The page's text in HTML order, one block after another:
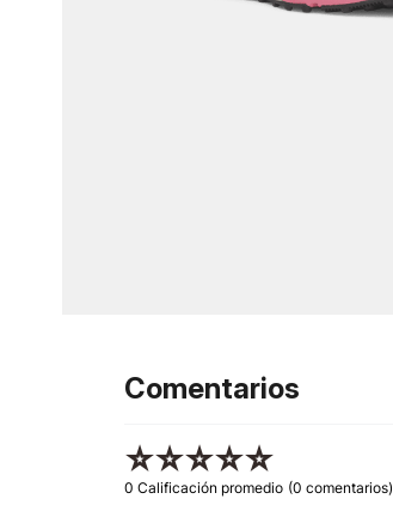
Comentarios
☆☆☆☆☆
0 Calificación promedio (0 comentarios)